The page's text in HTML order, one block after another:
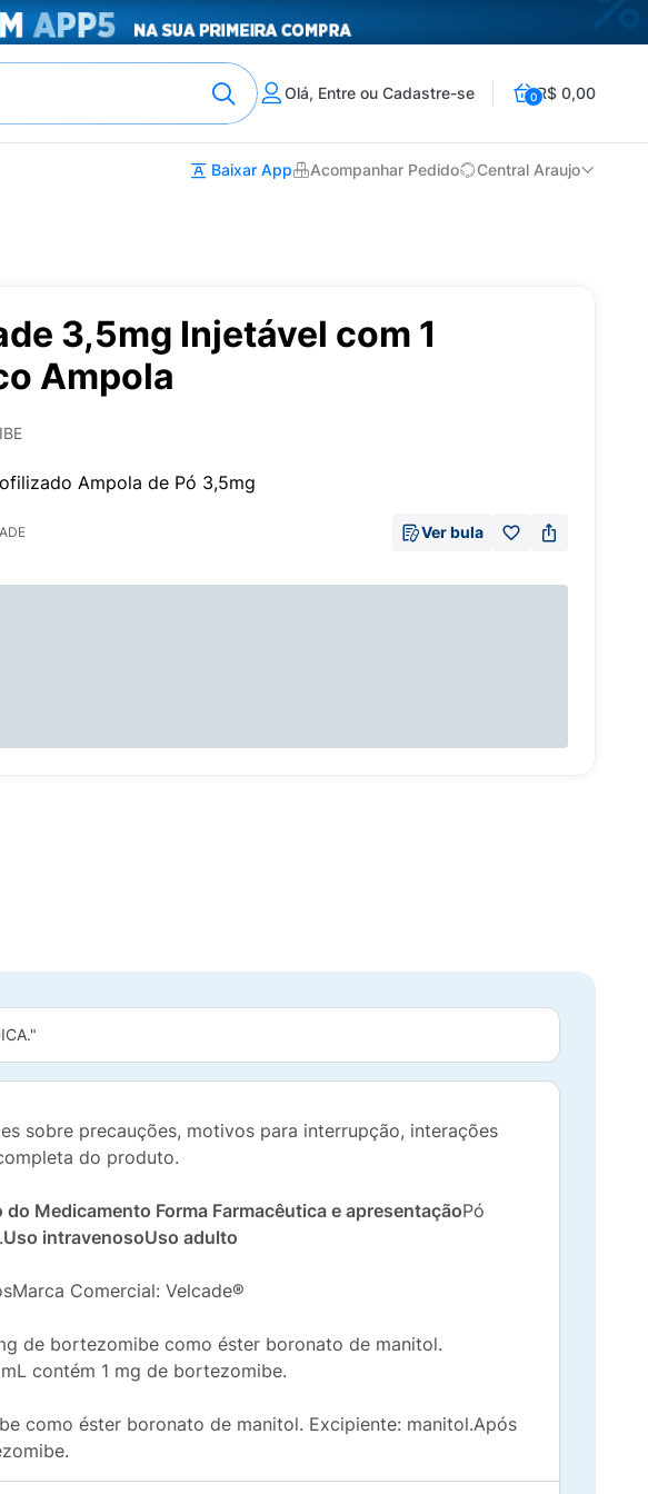
Olá, Entre ou Cadastre-se 0R$ 0,00
Baixar App Acompanhar Pedido Central Araujo
3,5mg Injetável com 1
Ampola
Ampola de Pó 3,5mg
Ver bula
sobre precauções, motivos para interrupção, interações
do produto.
do Medicamento Forma Farmacêutica e apresentaçãoPó
Uso intravenosoUso adulto
Comercial: Velcade®
de bortezomibe como éster boronato de manitol.
contém 1 mg de bortezomibe.
como éster boronato de manitol. Excipiente: manitol.Após